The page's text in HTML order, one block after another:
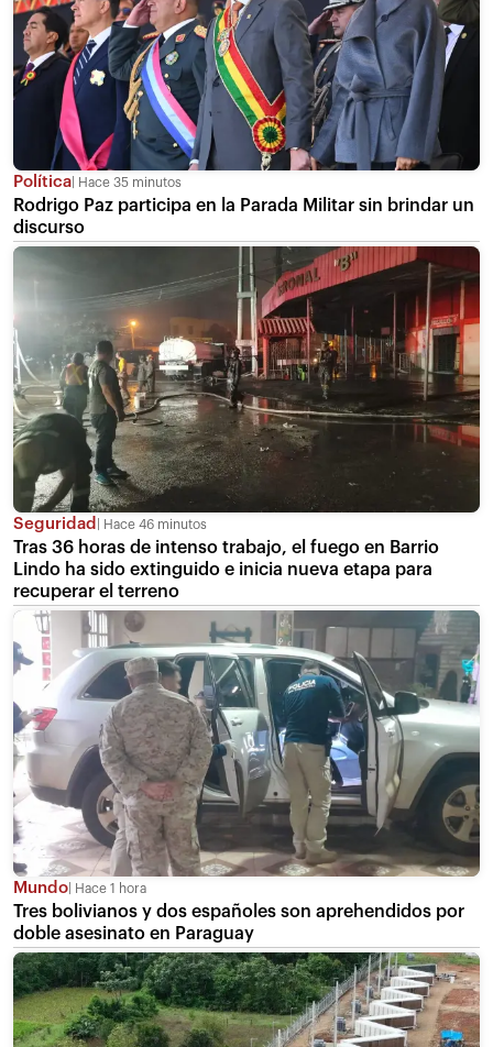
Política Hace 35 minutos
Rodrigo Paz participa en la Parada Militar sin brindar un
discurso
Seguridad Hace 46 minutos
Tras 36 horas de intenso trabajo, el fuego en Barrio
Lindo ha sido extinguido e inicia nueva etapa para
recuperar el terreno
Mundo Hace 1 hora
Tres bolivianos y dos españoles son aprehendidos por
doble asesinato en Paraguay